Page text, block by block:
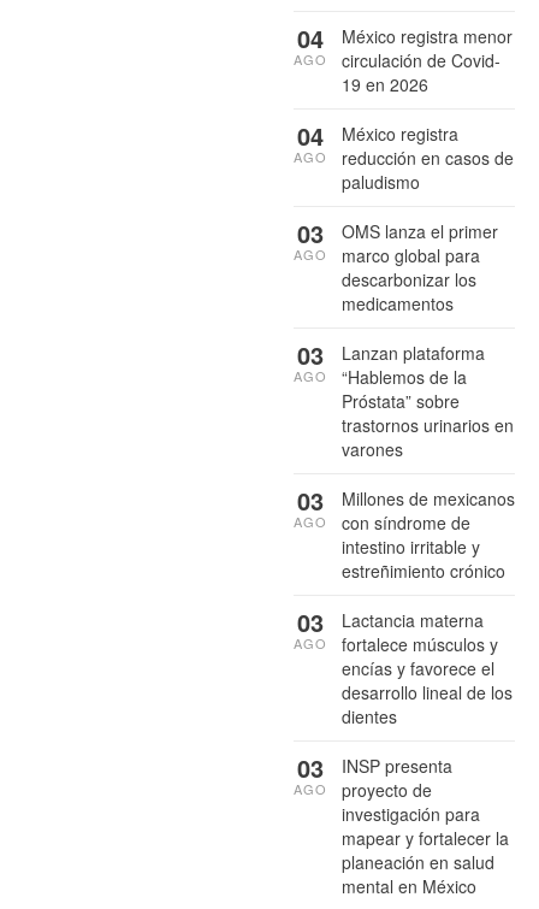
México registra menor
circulación de Covid-
19 en 2026
04
AGO
México registra
reducción en casos de
paludismo
04
AGO
OMS lanza el primer
marco global para
descarbonizar los
medicamentos
03
AGO
Lanzan plataforma
“Hablemos de la
Próstata” sobre
trastornos urinarios en
varones
03
AGO
Millones de mexicanos
con síndrome de
intestino irritable y
estreñimiento crónico
03
AGO
Lactancia materna
fortalece músculos y
encías y favorece el
desarrollo lineal de los
dientes
03
AGO
INSP presenta
proyecto de
investigación para
mapear y fortalecer la
planeación en salud
mental en México
03
AGO